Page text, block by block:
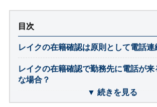
目次
レイクの在籍確認は原則として電話連
レイクの在籍確認で勤務先に電話が
な場合？
勤務先への電話で借入が周りにバレる
▼ 続きを見る